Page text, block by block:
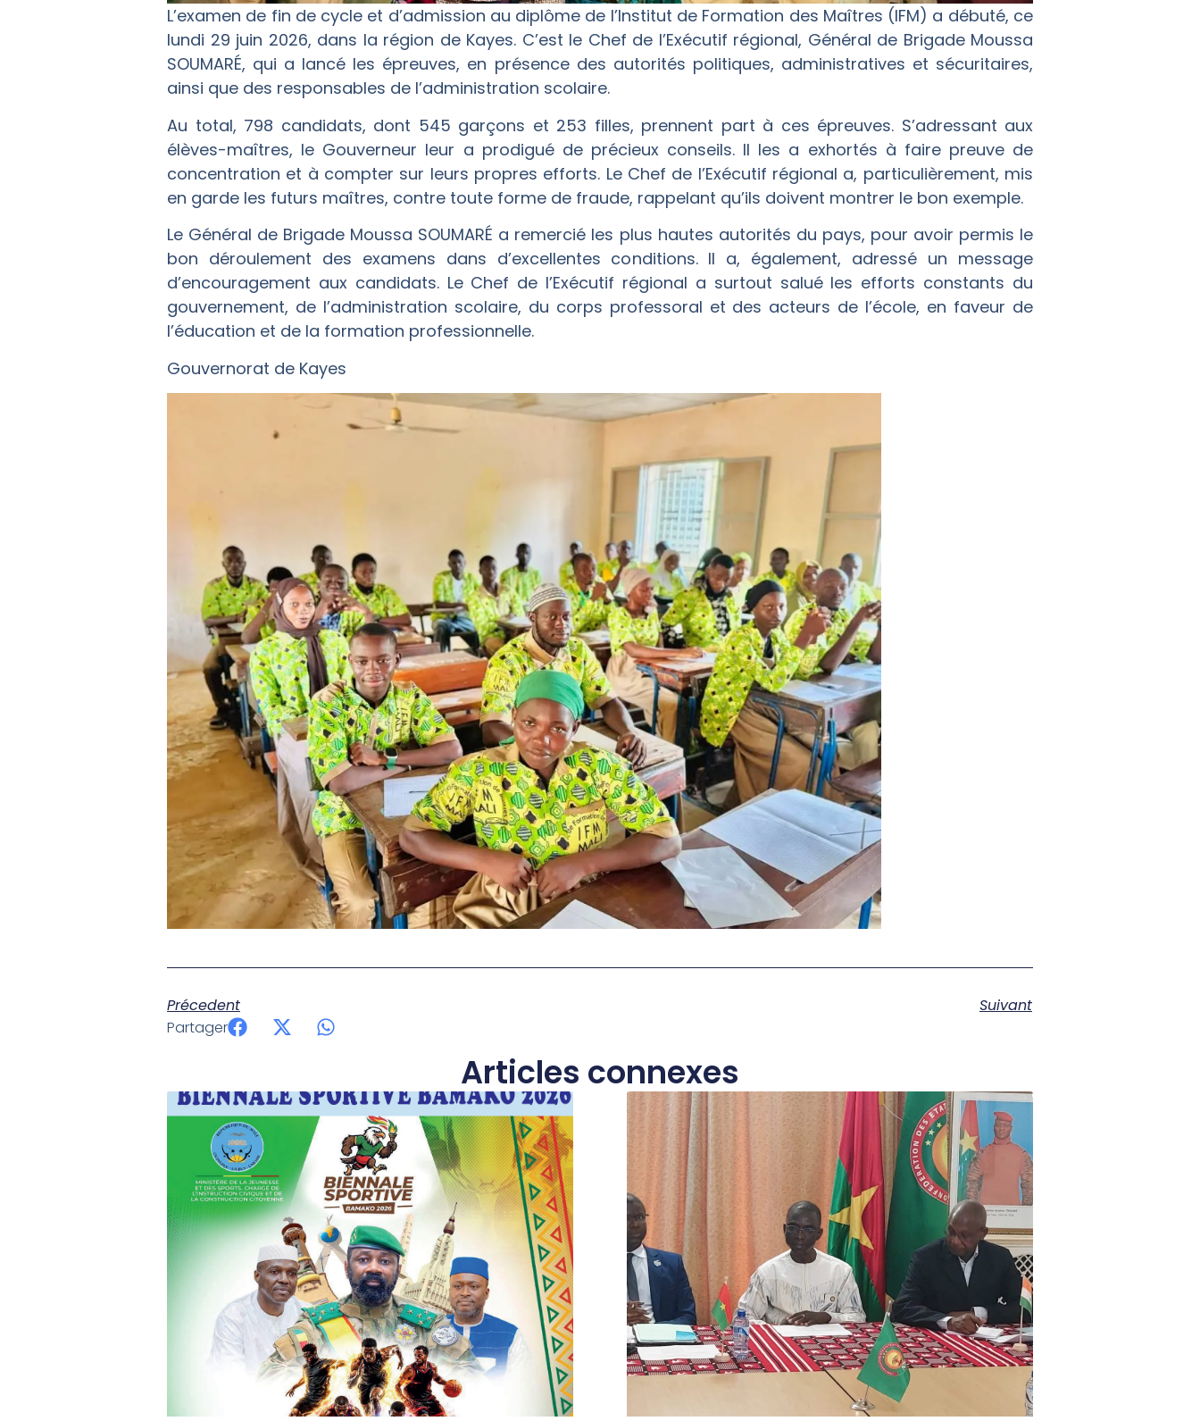
L’examen de fin de cycle et d’admission au diplôme de l’Institut de Formation des Maîtres (IFM) a débuté, ce
lundi 29 juin 2026, dans la région de Kayes. C’est le Chef de l’Exécutif régional, Général de Brigade Moussa
SOUMARÉ, qui a lancé les épreuves, en présence des autorités politiques, administratives et sécuritaires,
ainsi que des responsables de l’administration scolaire.
‎Au total, 798 candidats, dont 545 garçons et 253 filles, prennent part à ces épreuves. S’adressant aux
élèves-maîtres, le Gouverneur leur a prodigué de précieux conseils. Il les a exhortés à faire preuve de
concentration et à compter sur leurs propres efforts. Le Chef de l’Exécutif régional a, particulièrement, mis
en garde les futurs maîtres, contre toute forme de fraude, rappelant qu’ils doivent montrer le bon exemple.
‎Le Général de Brigade Moussa SOUMARÉ a remercié les plus hautes autorités du pays, pour avoir permis le
bon déroulement des examens dans d’excellentes conditions. Il a, également, adressé un message
d’encouragement aux candidats. Le Chef de l’Exécutif régional a surtout salué les efforts constants du
gouvernement, de l’administration scolaire, du corps professoral et des acteurs de l’école, en faveur de
l’éducation et de la formation professionnelle.
Gouvernorat de Kayes
Précedent
Suivant
Partager
Articles connexes